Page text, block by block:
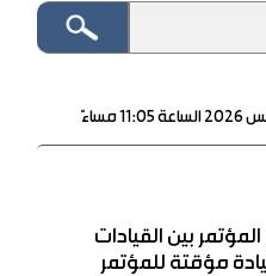
بين القيادات
مؤقتة للمؤتمر